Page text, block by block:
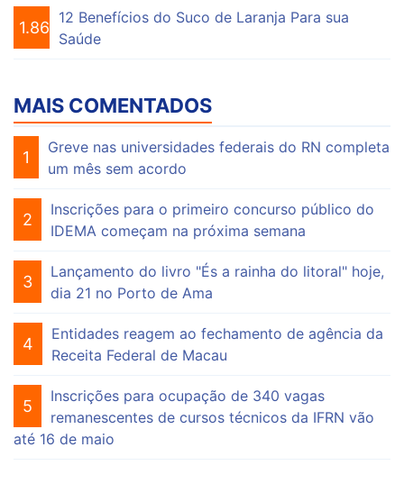
1.865
12 Benefícios do Suco de Laranja Para sua
Saúde
MAIS COMENTADOS
1
Greve nas universidades federais do RN completa
um mês sem acordo
2
Inscrições para o primeiro concurso público do
IDEMA começam na próxima semana
3
Lançamento do livro "És a rainha do litoral" hoje,
dia 21 no Porto de Ama
4
Entidades reagem ao fechamento de agência da
Receita Federal de Macau
5
Inscrições para ocupação de 340 vagas
remanescentes de cursos técnicos da IFRN vão
até 16 de maio